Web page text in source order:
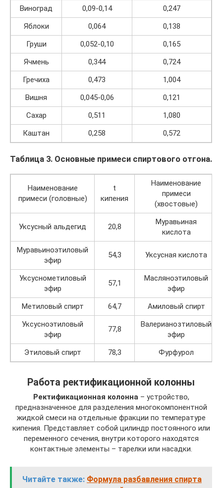
Виноград
0,09-0,14
0,247
Яблоки
0,064
0,138
Груши
0,052-0,10
0,165
Ячмень
0,344
0,724
Гречиха
0,473
1,004
Вишня
0,045-0,06
0,121
Сахар
0,511
1,080
Каштан
0,258 0,572
Таблица 3. Основные примеси спиртового отгона.
Наименование
примеси (головные)
t
кипения
Наименование
примеси
(хвостовые)
Уксусный альдегид 20,8
Муравьиная
кислота
Муравьиноэтиловый
эфир
54,3 Уксусная кислота
Уксуснометиловый
эфир
57,1
Масляноэтиловый
эфир
Метиловый спирт
64,7
Амиловый спирт
Уксусноэтиловый
эфир
77,8
Валерианозтиловый
эфир
Этиловый спирт
78,3 Фурфурол
Работа ректификационной колонны
Ректификационная колонна– устройство,
предназначенное для разделения многокомпонентной
жидкой смеси на отдельные фракции по температуре
кипения. Представляет собой цилиндр постоянного или
переменного сечения, внутри которого находятся
контактные элементы – тарелки или насадки.
Читайте также: Формула разбавления спирта